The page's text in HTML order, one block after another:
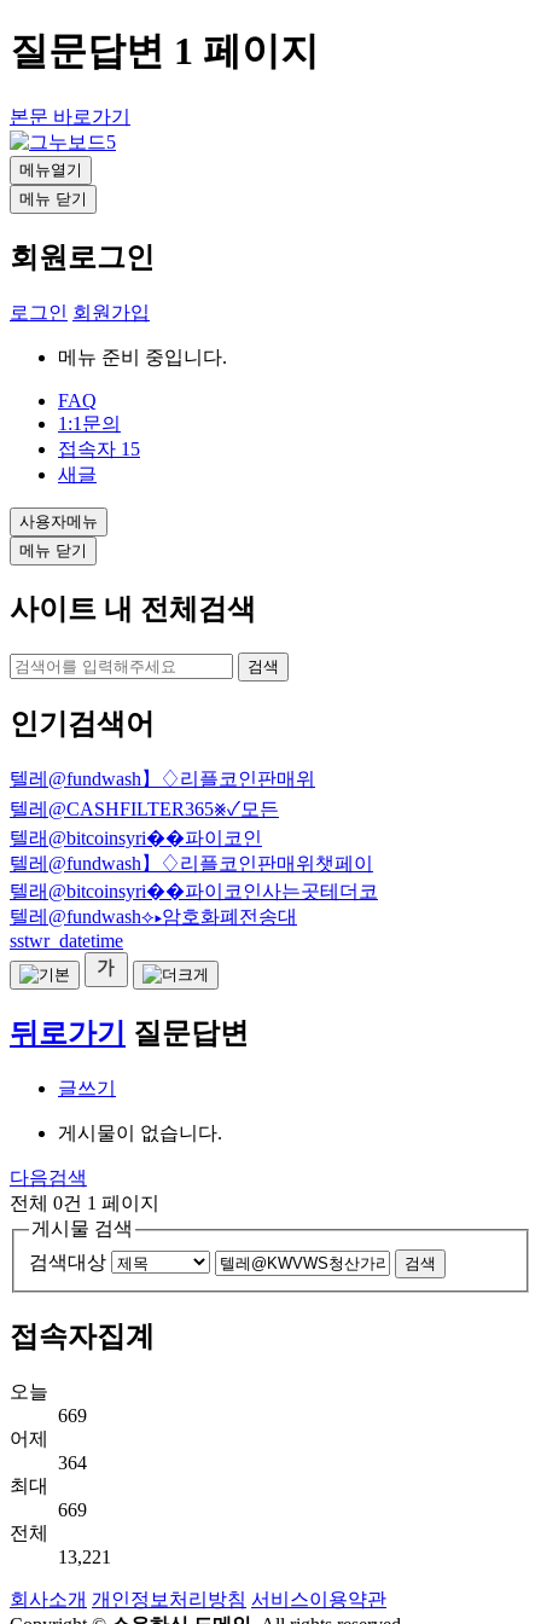
질문답변 1 페이지
본문 바로가기
메뉴열기
메뉴 닫기
회원로그인
로그인 회원가입
메뉴 준비 중입니다.
FAQ
1:1문의
접속자 15
새글
사용자메뉴
메뉴 닫기
사이트 내 전체검색
검색
인기검색어
텔레@fundwash】♢리플코인판매위
텔레@CASHFILTER365⨳✓모든
텔래@bitcoinsyri��파이코인
텔레@fundwash】♢리플코인판매위챗페이
텔래@bitcoinsyri��파이코인사는곳테더코
텔레@fundwash⟡▸암호화폐전송대
sstwr_datetime
뒤로가기 질문답변
글쓰기
게시물이 없습니다.
다음검색
전체 0건 1 페이지
게시물 검색
검색대상
검색
접속자집계
오늘
669
어제
364
최대
669
전체
13,221
회사소개 개인정보처리방침 서비스이용약관